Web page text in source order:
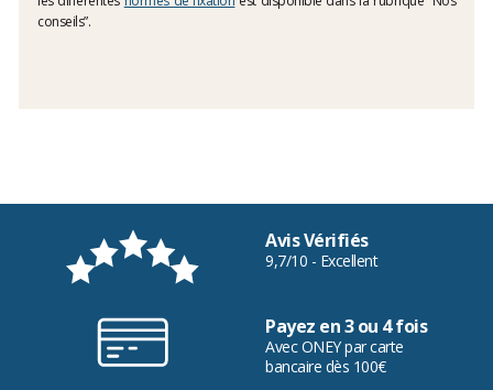
conseils”.
Avis Vérifiés
9,7/10 - Excellent
Payez en 3 ou 4 fois
Avec ONEY par carte
bancaire dès 100€